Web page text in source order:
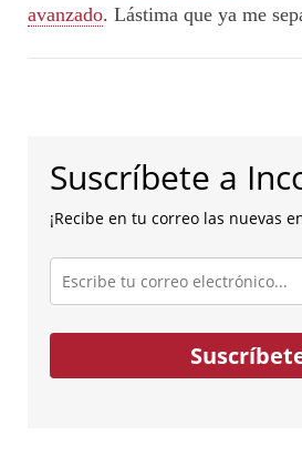
avanzado. Lástima que ya me
Suscríbete a
¡Recibe en tu correo las nuevas
Escribe
tu
correo
electrónico...